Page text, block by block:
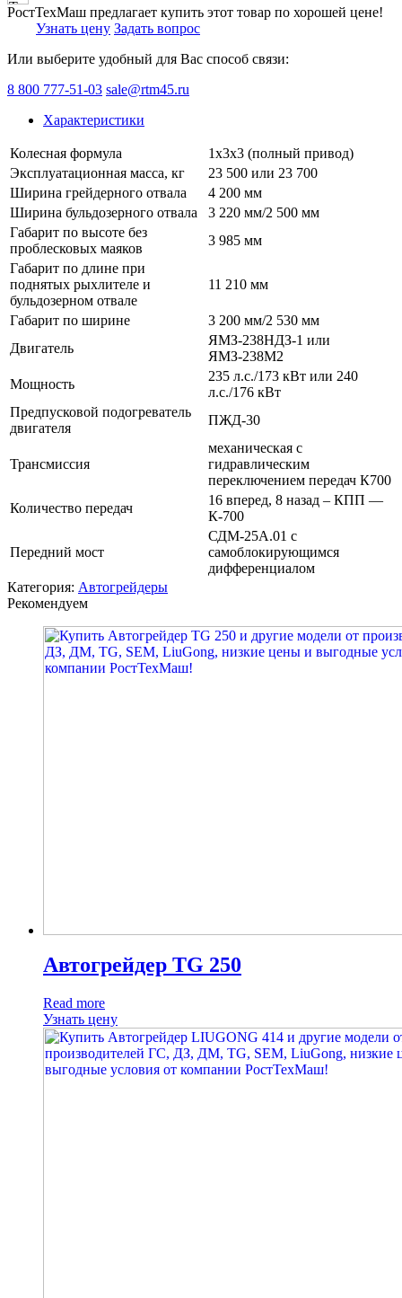
РостТехМаш предлагает купить этот товар по хорошей цене!
Узнать цену Задать вопрос
Или выберите удобный для Вас способ связи:
8 800 777-51-03 sale@rtm45.ru
Характеристики
Колесная формула
1х3х3 (полный привод)
Эксплуатационная масса, кг
23 500 или 23 700
Ширина грейдерного отвала
4 200 мм
Ширина бульдозерного отвала
3 220 мм/2 500 мм
Габарит по высоте без
проблесковых маяков
3 985 мм
Габарит по длине при
поднятых рыхлителе и
бульдозерном отвале
11 210 мм
Габарит по ширине
3 200 мм/2 530 мм
Двигатель
ЯМЗ-238НДЗ-1 или
ЯМЗ-238М2
Мощность
235 л.с./173 кВт или 240
л.с./176 кВт
Предпусковой подогреватель
двигателя
ПЖД-30
Трансмиссия
механическая с
гидравлическим
переключением передач К700
Количество передач
16 вперед, 8 назад – КПП —
К-700
Передний мост
СДМ-25А.01 с
самоблокирующимся
дифференциалом
Категория: Автогрейдеры
Рекомендуем
Автогрейдер TG 250
Read more
Узнать цену